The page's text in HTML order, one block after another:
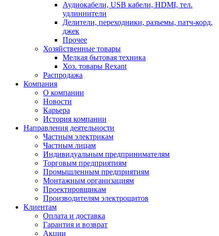
Аудиокабели, USB кабели, HDMI, тел.
удлиннители
Делители, переходники, разъемы, патч-корд,
джек
Прочее
Хозяйственные товары
Мелкая бытовая техника
Хоз. товары Rexant
Распродажа
Компания
О компании
Новости
Карьера
История компании
Направления деятельности
Частным электрикам
Частным лицам
Индивидуальным предпринимателям
Торговым предприятиям
Промышленным предприятиям
Монтажным организациям
Проектировщикам
Производителям электрощитов
Клиентам
Оплата и доставка
Гарантия и возврат
Акции